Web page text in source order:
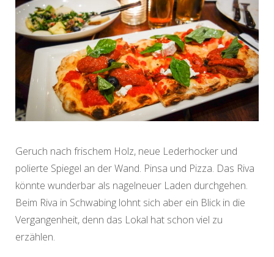
Geruch nach frischem Holz, neue Lederhocker und
polierte Spiegel an der Wand. Pinsa und Pizza. Das Riva
könnte wunderbar als nagelneuer Laden durchgehen.
Beim Riva in Schwabing lohnt sich aber ein Blick in die
Vergangenheit, denn das Lokal hat schon viel zu
erzählen.